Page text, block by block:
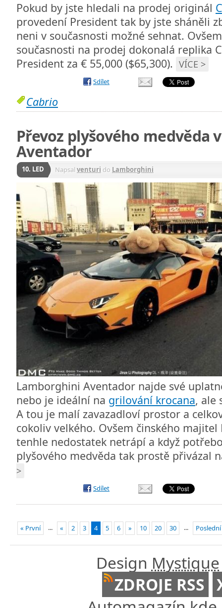
Pokud by jste hledali na prodej originál
provedení President tak by jste sháněli
neni v současnosti možné sehnat.
současnosti na prodej dokonalá replika
President za € 55,000 ($65,300). VÍCE >
Sdílet
Cabrio
Převoz plyšového medvěda
Aventador
10. LED Napsal venturi do Lamborghini
Lamborghini Aventador najde své
nebo je ideální na grilování krocana, ale
A tou je malí zavazadloví prostor a
cokoliv velkého. Ovšem činského
tenhle nedostatek netrápí a když
plyšového medvěda tak prostě přivázal
>
Sdílet
« První ... « 2 3 4 5 6 » 10 20 30 ...
Design Mystique
ZDROJE RSS